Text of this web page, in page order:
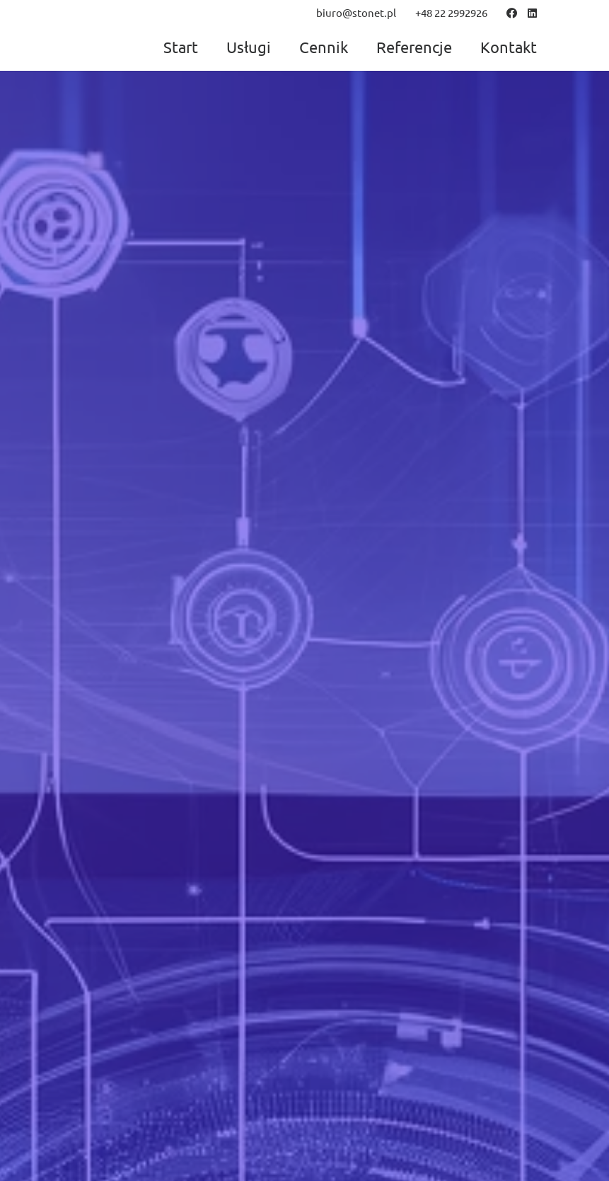
biuro@stonet.pl +48 22 2992926
Start Usługi Cennik Referencje Kontakt